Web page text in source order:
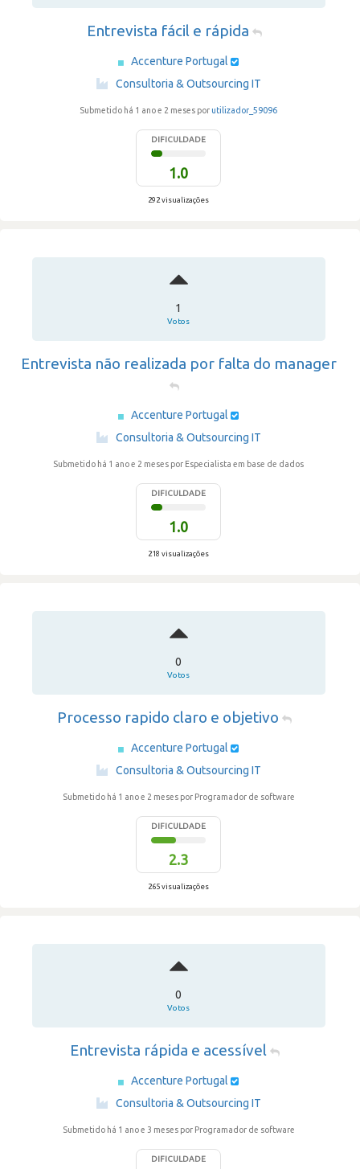
Entrevista fácil e rápida
Accenture Portugal
·
Consultoria & Outsourcing IT
Submetido há 1 ano e 2 meses por utilizador_59096
DIFICULDADE
1.0
292 visualizações
1
Votos
Entrevista não realizada por falta do manager
Accenture Portugal
·
Consultoria & Outsourcing IT
Submetido há 1 ano e 2 meses por Especialista em base de dados
DIFICULDADE
1.0
218 visualizações
0
Votos
Processo rapido claro e objetivo
Accenture Portugal
·
Consultoria & Outsourcing IT
Submetido há 1 ano e 2 meses por Programador de software
DIFICULDADE
2.3
265 visualizações
0
Votos
Entrevista rápida e acessível
Accenture Portugal
·
Consultoria & Outsourcing IT
Submetido há 1 ano e 3 meses por Programador de software
DIFICULDADE